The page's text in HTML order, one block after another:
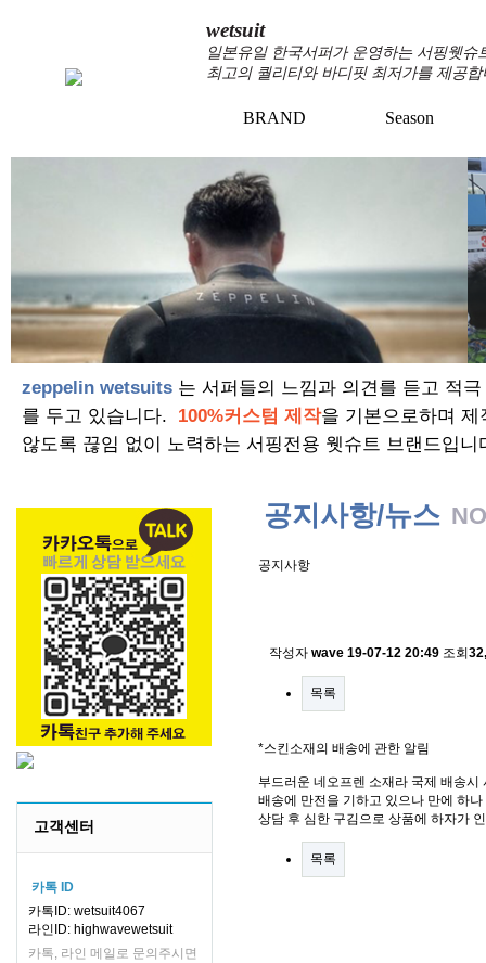
wetsuit
일본유일 한국서퍼가 운영하는 서핑웻
최고의 퀄리티와 바디핏 최저가를 제공합
BRAND
Season
zeppelin wetsuits 는 서퍼들의 느낌과 의견를 듣고 적
를 두고 있습니다. 100%커스텀 제작을 기본으로하며
않도록 끊임 없이 노력하는 서핑전용 웻슈트 브랜드입니
고객센터
카톡 ID
카톡ID: wetsuit4067
라인ID: highwavewetsuit
카톡, 라인 메일로 문의주시면
공지사항/뉴스
공지사항
작성자 wave 19-07-12 20:49 조회
목록
*스킨소재의 배송에 관한 알림
부드러운 네오프렌 소재라 국제 배송
배송에 만전을 기하고 있으나 만에 하
상담 후 심한 구김으로 상품에 하자가
목록